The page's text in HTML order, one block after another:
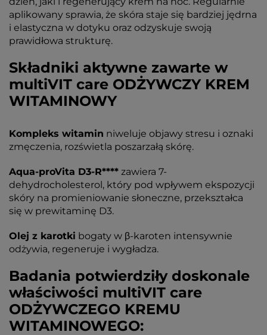
aplikowany sprawia, że skóra staje się bardziej jędrna
i elastyczna w dotyku oraz odzyskuje swoją
prawidłowa strukturę.
Składniki aktywne zawarte w
multiVIT care ODŻYWCZY KREM
WITAMINOWY
Kompleks witamin niweluje objawy stresu i oznaki
zmęczenia, rozświetla poszarzałą skórę.
Aqua-proVita D3-R**** zawiera 7-
dehydrocholesterol, który pod wpływem ekspozycji
skóry na promieniowanie słoneczne, przekształca
się w prewitaminę D3.
Olej z karotki bogaty w β-karoten intensywnie
odżywia, regeneruje i wygładza.
Badania potwierdziły doskonale
właściwości multiVIT care
ODŻYWCZEGO KREMU
WITAMINOWEGO: